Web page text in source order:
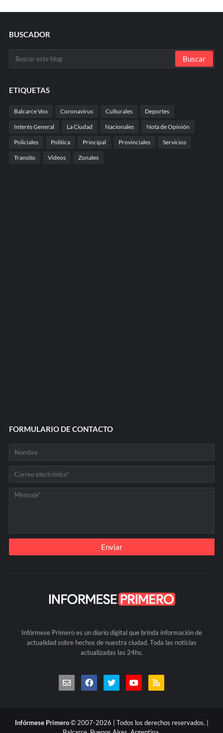
BUSCADOR
ETIQUETAS
Balcarce Vox Coronavirus Culturales Deportes
Interés General La Ciudad Nacionales Nota de Opinión
Policiales Politica Principal Provinciales Servicios
Transito Videos Zonales
FORMULARIO DE CONTACTO
Infórmese Primero es un diario digital que brinda información de
actualidad sobre hechos de nuestra ciudad. Toda las noticias
actualizadas las 24hs.
Infórmese Primero© 2007-2026 | Todos los derechos reservados. |